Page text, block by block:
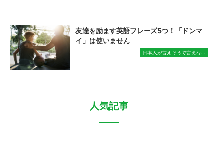
友達を励ます英語フレーズ5つ！「ドンマ
イ」は使いません
日本人が言えそうで言えな...
人気記事